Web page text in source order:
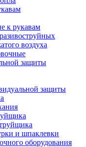
к рукавам
воздуха
защиты
защиты
и шпаклевки
оборудования